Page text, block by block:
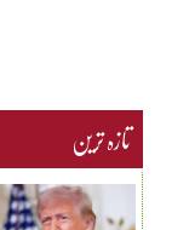
تازہ ترین